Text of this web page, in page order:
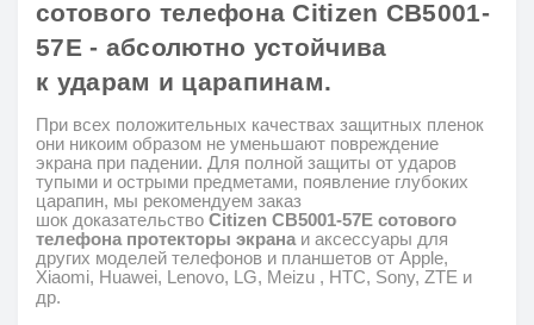
сотового телефона Citizen CB5001-
57E - абсолютно устойчива
к ударам и царапинам.
При всех положительных качествах защитных пленок
они никоим образом не уменьшают повреждение
экрана при падении. Для полной защиты от ударов
тупыми и острыми предметами, появление глубоких
царапин, мы рекомендуем заказ
шок доказательство Citizen CB5001-57E сотового
телефона протекторы экрана и аксессуары для
других моделей телефонов и планшетов от Apple,
Xiaomi, Huawei, Lenovo, LG, Meizu , HTC, Sony, ZTE и
др.